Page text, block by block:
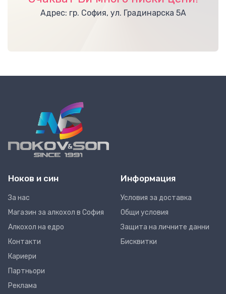
Адрес: гр. София, ул. Градинарска 5А
Ноков и син
За нас
Магазин за алкохол в София
Алкохол на едро
Контакти
Кариери
Партньори
Реклама
Информация
Условия за доставка
Общи условия
Защита на личните данни
Бисквитки